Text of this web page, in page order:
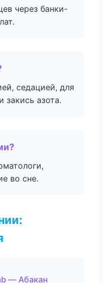
через банки-
седацией, для
закись азота.
во сне.
— Абакан